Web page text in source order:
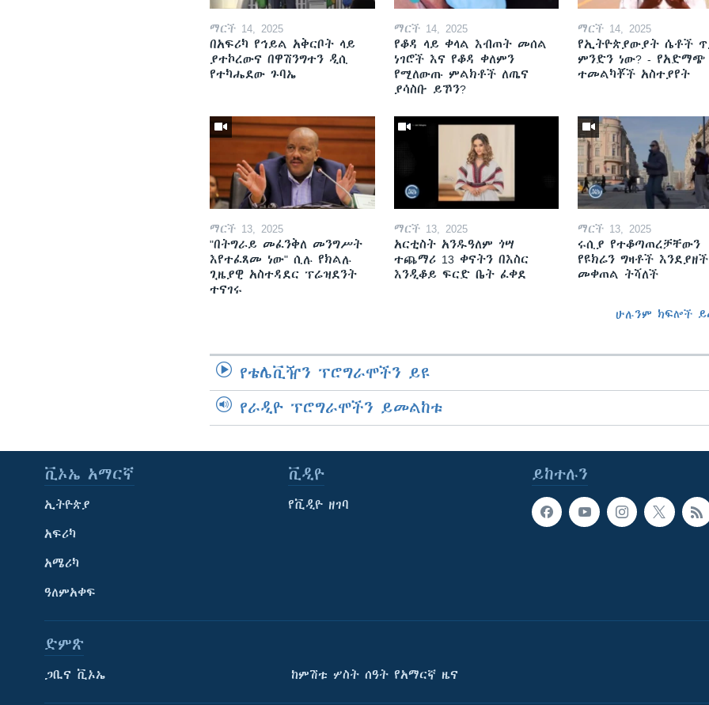
ማርች 14, 2025
በአፍሪካ የኅይል አቅርቦት ላይ
ያተኮረውና በዋሽንግተን ዲሲ
የተካሔደው ጉባኤ
ማርች 14, 2025
የቆዳ ላይ ቀላል እብጠት መሰል
ነገሮች እና የቆዳ ቀለምን
የሚለውጡ ምልክቶች ለጤና
ያሳስቡ ይኾን?
ማርች 14, 2025
የኢትዮጵያውያት ሴቶች
ምንድን ነው? - የአድማጭ
ተመልካቾች አስተያየት
ማርች 13, 2025
"በትግራይ መፈንቅለ መንግሥት
እየተፈጸመ ነው" ሲሉ የክልሉ
ጊዜያዊ አስተዳደር ፕሬዝደንት
ተናገሩ
ማርች 13, 2025
አርቲስት አንዱዓለም ጎሣ
ተጨማሪ 13 ቀናትን በእስር
እንዲቆይ ፍርድ ቤት ፈቀደ
ማርች 13, 2025
ሩሲያ የተቆጣጠረቻቸውን
የዩክሬን ግዛቶች እንደያዘች
መቀጠል ትሻለች
ሁሉንም ክፍሎች
የቴሌቪዥን ፕሮግራሞችን ይዩ
የራዲዮ ፕሮግራሞችን ይመልከቱ
ይከተሉን
ቪኦኤ አማርኛ
ኢትዮጵያ
አፍሪካ
አሜሪካ
ዓለምአቀፍ
ቪዲዮ
የቪዲዮ ዘገባ
ድምጽ
ጋቢና ቪኦኤ ከምሽቱ ሦስት ሰዓት የአማርኛ ዜና